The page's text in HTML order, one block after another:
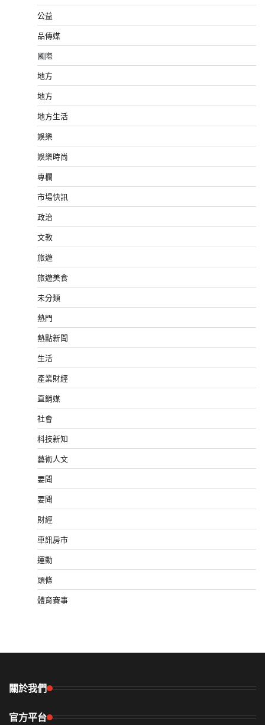
公益
品傳媒
國際
地方
地方
地方生活
娛樂
娛樂時尚
專欄
市場快訊
政治
文教
旅遊
旅遊美食
未分類
熱門
熱點新聞
生活
產業財經
直銷媒
社會
科技新知
藝術人文
要聞
要聞
財經
車訊房市
運動
頭條
體育賽事
關於我們
官方平台